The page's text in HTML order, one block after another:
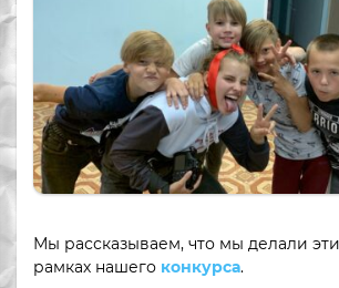
Мы рассказываем, что мы делали
рамках нашего конкурса.